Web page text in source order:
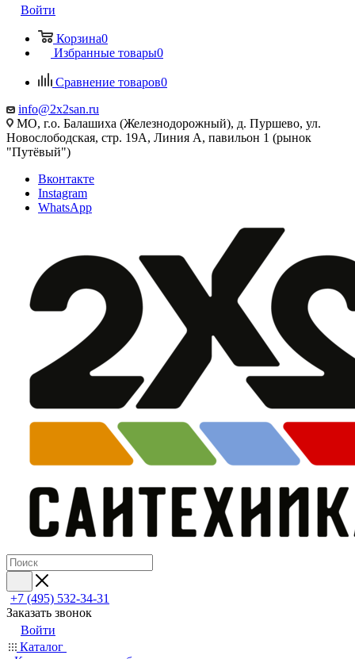
Войти
Корзина0
Избранные товары0
Сравнение товаров0
info@2x2san.ru
МО, г.о. Балашиха (Железнодорожный), д. Пуршево, ул.
Новослободская, стр. 19А, Линия А, павильон 1 (рынок
"Путёвый")
Вконтакте
Instagram
WhatsApp
+7 (495) 532‑34‑31
Заказать звонок
Войти
Каталог